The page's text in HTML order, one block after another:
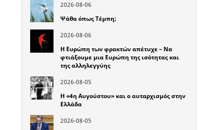
2026-08-06
Ψάθα όπως Τέμπη;
2026-08-06
Η Ευρώπη των φρακτών απέτυχε – Να
φτιάξουμε μια Ευρώπη της ισότητας και
της αλληλεγγύης
2026-08-05
Η «4η Αυγούστου» και ο αυταρχισμός στην
Ελλάδα
2026-08-05